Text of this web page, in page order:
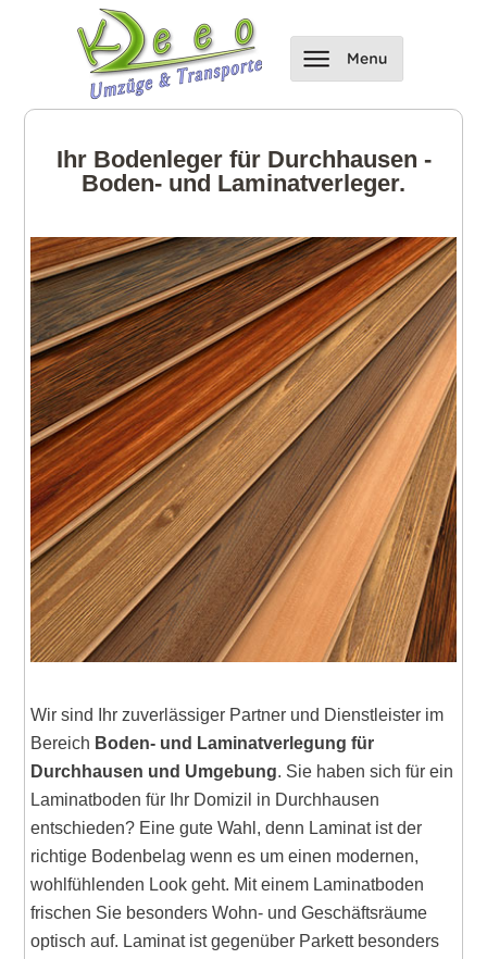
Ihr Bodenleger für Durchhausen -
Boden- und Laminatverleger.
Wir sind Ihr zuverlässiger Partner und Dienstleister im
Bereich Boden- und Laminatverlegung für
Durchhausen und Umgebung. Sie haben sich für ein
Laminatboden für Ihr Domizil in Durchhausen
entschieden? Eine gute Wahl, denn Laminat ist der
richtige Bodenbelag wenn es um einen modernen,
wohlfühlenden Look geht. Mit einem Laminatboden
frischen Sie besonders Wohn- und Geschäftsräume
optisch auf. Laminat ist gegenüber Parkett besonders